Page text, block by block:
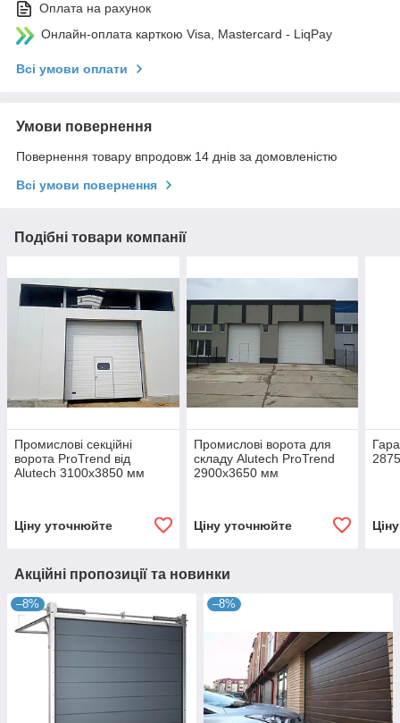
Оплата на рахунок
Онлайн-оплата карткою Visa, Mastercard - LiqPay
Всі умови оплати
Умови повернення
Повернення товару впродовж 14 днів за домовленістю
Всі умови повернення
Подібні товари компанії
Промислові секційні
ворота ProTrend від
Alutech 3100х3850 мм
Ціну уточнюйте
Промислові ворота для
складу Alutech ProTrend
2900х3650 мм
Ціну уточнюйте
Акційні пропозиції та новинки
–8% –8%